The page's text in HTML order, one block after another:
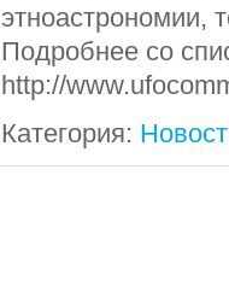
этноастрономии,
Подробнее со
http://
Категория: